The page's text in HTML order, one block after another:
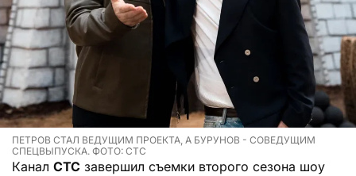
ПЕТРОВ СТАЛ ВЕДУЩИМ ПРОЕКТА, А БУРУНОВ - СОВЕДУЩИМ
СПЕЦВЫПУСКА. ФОТО: СТС
Канал СТС завершил съемки второго сезона шоу